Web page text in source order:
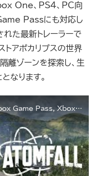
One、PS4、PC向
Passにも対応し
た最新トレーラーで
トアポカリプスの世界
離ゾーンを探索し、生
なります。
Atomfall – Gamescom Trailer | Xbox Game Pass, Xbox Series X|S, Xbox One, PC, PS5 & PS4